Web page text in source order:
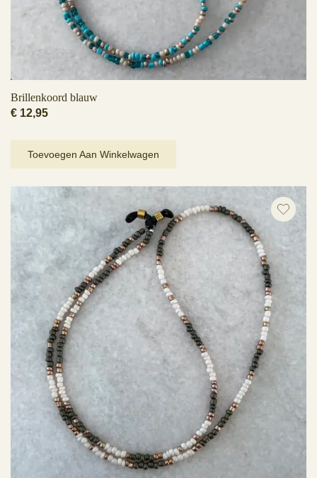
Brillenkoord blauw
€ 12,95
Toevoegen Aan Winkelwagen